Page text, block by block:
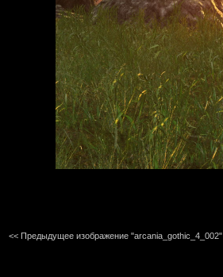
<< Предыдущее изображение "arcania_gothic_4_002"